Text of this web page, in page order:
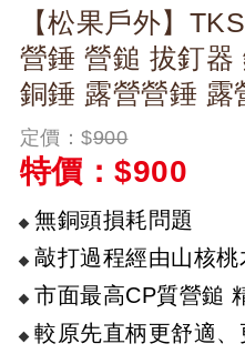
【松果戶外】
營錘 營鎚 拔釘器
銅錘 露營營錘 露
定價：$900
特價：$900
無銅頭損耗問題
敲打過程經由山核桃
市面最高CP質營鎚
較原先直柄更舒適、